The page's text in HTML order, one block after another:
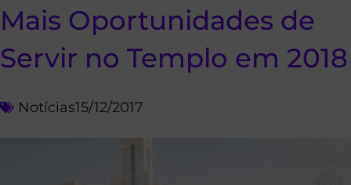
Mais Oportunidades de
Servir no Templo em 2018
Notícias15/12/2017